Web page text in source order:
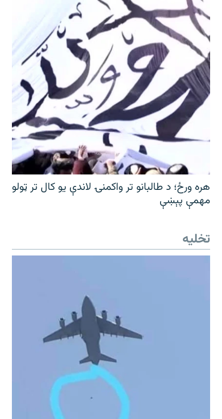
هره ورځ؛ د طالبانو تر واکمنۍ لاندې یو کال تر ټولو
مهمې پېښې
تخلیه